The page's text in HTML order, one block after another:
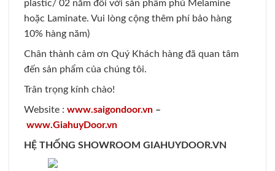
plastic/ 02 năm đối với sản phẩm phủ Melamine
hoặc Laminate. Vui lòng cộng thêm phí bảo hàng
10% hàng năm)
Chân thành cảm ơn Quý Khách hàng đã quan tâm
đến sản phẩm của chúng tôi.
Trân trọng kính chào!
Website : www.saigondoor.vn –
www.GiahuyDoor.vn
HỆ THỐNG SHOWROOM GIAHUYDOOR.VN